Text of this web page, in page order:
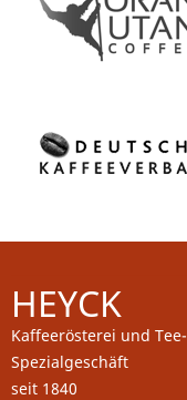
HEYCK
Kaffeerösterei und Tee-
Spezialgeschäft
seit 1840